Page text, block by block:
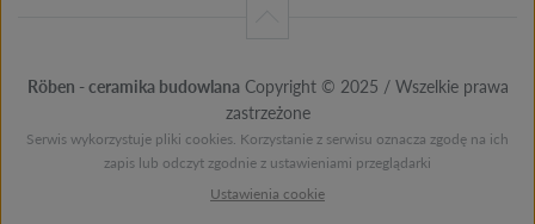
Röben - ceramika budowlana Copyright © 2025 / Wszelkie prawa
zastrzeżone
Serwis wykorzystuje pliki cookies. Korzystanie z serwisu oznacza zgodę na ich
zapis lub odczyt zgodnie z ustawieniami przeglądarki
Ustawienia cookie